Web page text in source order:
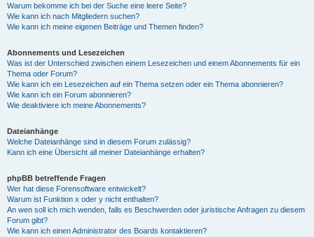
Warum bekomme ich bei der Suche eine leere Seite?
Wie kann ich nach Mitgliedern suchen?
Wie kann ich meine eigenen Beiträge und Themen finden?
Abonnements und Lesezeichen
Was ist der Unterschied zwischen einem Lesezeichen und einem Abonnements für ein
Thema oder Forum?
Wie kann ich ein Lesezeichen auf ein Thema setzen oder ein Thema abonnieren?
Wie kann ich ein Forum abonnieren?
Wie deaktiviere ich meine Abonnements?
Dateianhänge
Welche Dateianhänge sind in diesem Forum zulässig?
Kann ich eine Übersicht all meiner Dateianhänge erhalten?
phpBB betreffende Fragen
Wer hat diese Forensoftware entwickelt?
Warum ist Funktion x oder y nicht enthalten?
An wen soll ich mich wenden, falls es Beschwerden oder juristische Anfragen zu diesem
Forum gibt?
Wie kann ich einen Administrator des Boards kontaktieren?